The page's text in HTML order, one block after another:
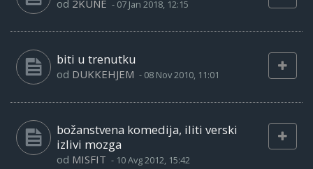
od 2KUNE - 07 Jan 2018, 12:15
biti u trenutku
od DUKKEHJEM - 08 Nov 2010, 11:01
božanstvena komedija, iliti verski
izlivi mozga
od MISFIT - 10 Avg 2012, 15:42